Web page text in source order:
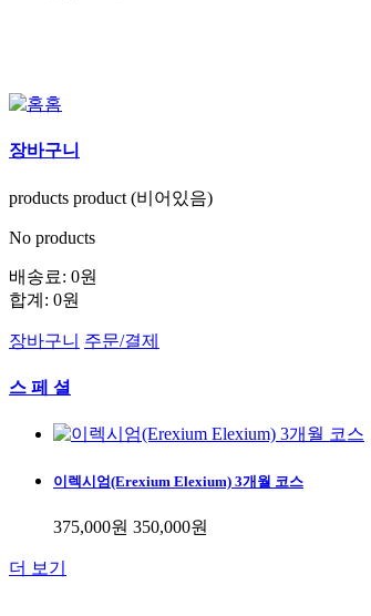
홈
장바구니
products product (비어있음)
No products
배송료: 0원
합계: 0원
장바구니 주문/결제
스 페 셜
이렉시엄(Erexium Elexium) 3개월 코스
375,000원 350,000원
더 보기